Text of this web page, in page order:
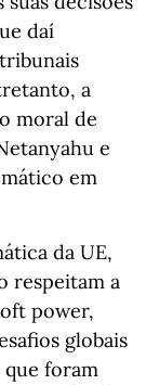
daí
a
moral de
e
em
da UE,
respeitam a
power,
globais
que foram